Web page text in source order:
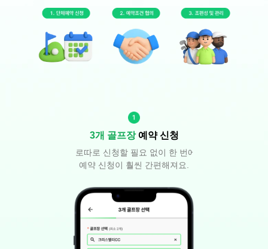
3개 골프장 예약 신청
따로따로 신청할 필요 없이 한 번에!
예약 신청이 훨씬 간편해져요.